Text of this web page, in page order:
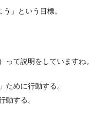
」という目標。
て説明をしていますね。
ために行動する。
動する。